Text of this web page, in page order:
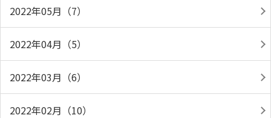
2022年05月（7）
2022年04月（5）
2022年03月（6）
2022年02月（10）